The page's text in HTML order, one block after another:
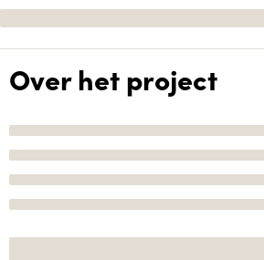
Over het project